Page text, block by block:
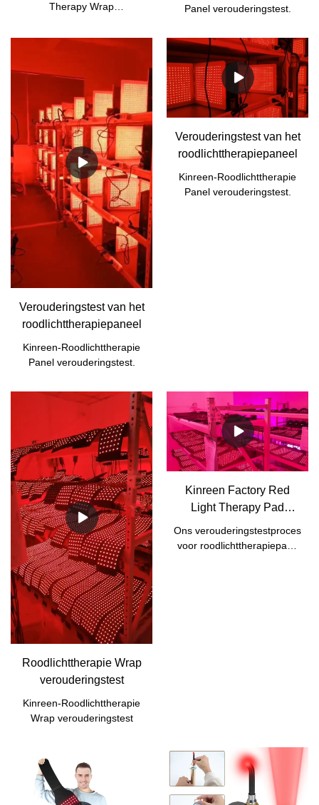
Therapy Wrap
Panel verouderingstest.
Verouderingstest van het
roodlichttherapiepaneel
Kinreen-Roodlichttherapie
Panel verouderingstest.
Verouderingstest van het
roodlichttherapiepaneel
Kinreen-Roodlichttherapie
Panel verouderingstest.
Roodlichttherapie Wrap
verouderingstest
Kinreen-Roodlichttherapie
Wrap verouderingstest
Kinreen Factory Red
Light Therapy Pad
verouderingstest
Ons verouderingstestproces
voor roodlichttherapiepads